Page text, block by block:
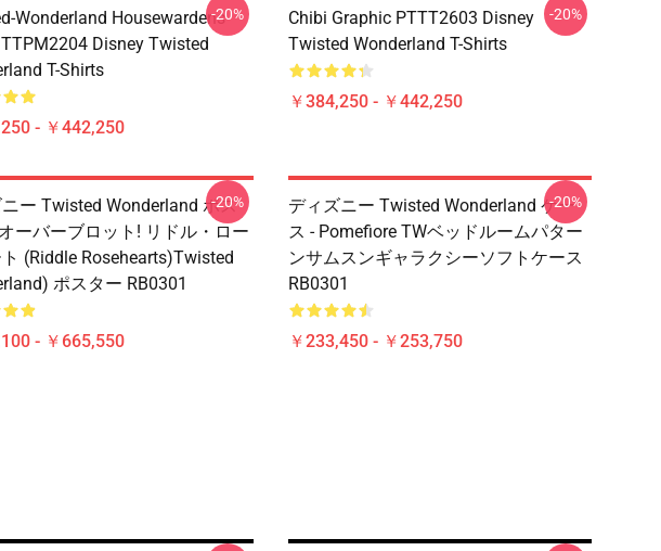
Wonderland Housewardens
Disney Twisted
T-Shirts
- ￥442,250
-20%
Chibi Graphic PTTT2603 Disney
Twisted Wonderland T-Shirts
￥384,250 - ￥442,250
-20%
ー Twisted Wonderland ポス
ーバーブロット! リドル・ロー
(Riddle Rosehearts)Twisted
ポスター RB0301
- ￥665,550
-20%
ディズニー Twisted Wonderland ケー
ス - Pomefiore TWベッドルームパター
ンサムスンギャラクシーソフトケース
RB0301
￥233,450 - ￥253,750
-20%